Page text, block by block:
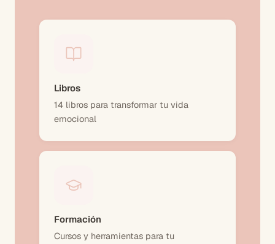
Libros
14 libros para transformar tu vida
emocional
Formación
Cursos y herramientas para tu